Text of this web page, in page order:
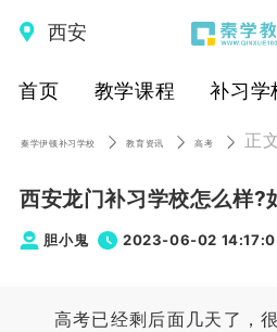
西安
首页 教学课程 补习学
秦学伊顿补习学校 教育资讯 高考 正
西安龙门补习学校怎么样?
胆小鬼 2023-06-02
高考已经剩后面几天了，很